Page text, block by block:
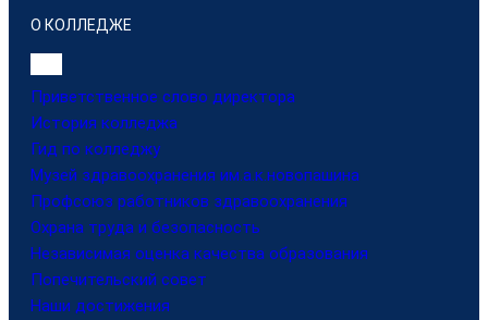
О КОЛЛЕДЖЕ
Приветственное слово директора
История колледжа
Гид по колледжу
Музей здравоохранения им.а.к.новопашина
Профсоюз работников здравоохранения
Охрана труда и безопасность
Независимая оценка качества образования
Попечительский совет
Наши достижения